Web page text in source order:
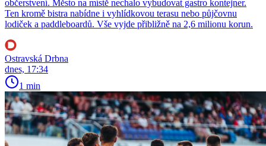
občerstvení. Město na místě nechalo vybudovat gastro kontejner.
Ten kromě bistra nabídne i vyhlídkovou terasu nebo půjčovnu
lodiček a paddleboardů. Vše vyjde přibližně na 2,6 milionu korun.
Ostravská Drbna
dnes, 17:34
1 min